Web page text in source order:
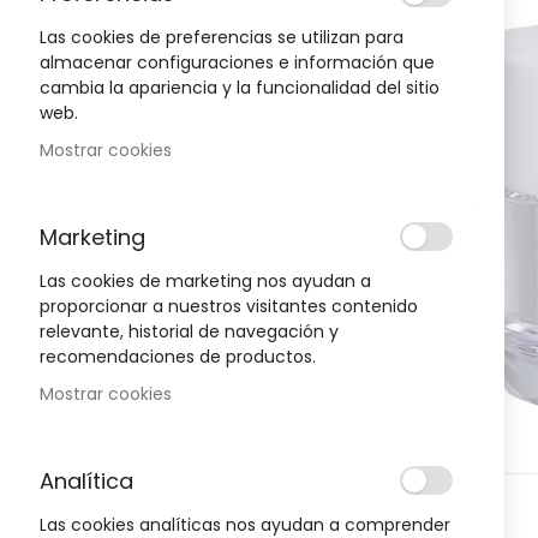
Oportunidad!
HIGIENE Y SALUD
Las cookies de preferencias se utilizan para
almacenar configuraciones e información que
cambia la apariencia y la funcionalidad del sitio
web.
Mostrar cookies
Marketing
Las cookies de marketing nos ayudan a
proporcionar a nuestros visitantes contenido
relevante, historial de navegación y
recomendaciones de productos.
Mostrar cookies
Analítica
Las cookies analíticas nos ayudan a comprender